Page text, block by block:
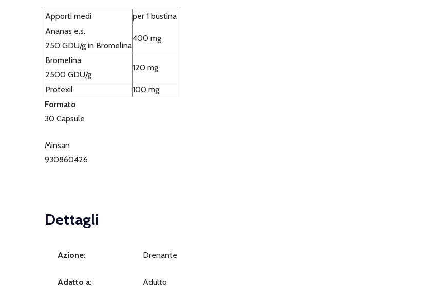
Apporti medi
per 1 bustina
Ananas e.s.
250 GDU/g in Bromelina
400 mg
Bromelina
2500 GDU/g
120 mg
Protexil
100 mg
Formato
30 Capsule
Minsan
930860426
Dettagli
Azione: Drenante
Adatto a: Adulto